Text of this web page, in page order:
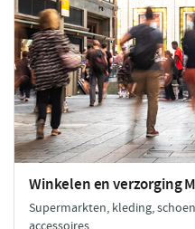
Winkelen en verzorging
Supermarkten, kleding,
accessoires.